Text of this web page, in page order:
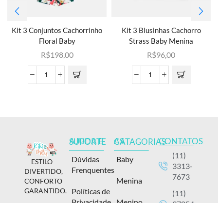
Kit 3 Conjuntos Cachorrinho
Floral Baby
R$198,00
Kit 3 Blusinhas Cachorro
Strass Baby Menina
R$96,00
ESTILO
DIVERTIDO,
CONFORTO
GARANTIDO.
AJUDA E SUPORTE
Dúvidas
Frenquentes
Políticas de
AS CATAGORIAS
Baby
Menina
CONTATOS
(11)
3313-
7673
(11)